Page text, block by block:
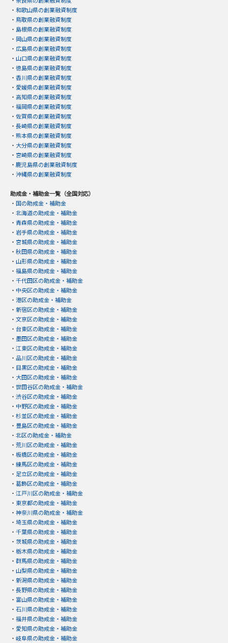
・ 和歌山県の創業融資制度
・ 鳥取県の創業融資制度
・ 島根県の創業融資制度
・ 岡山県の創業融資制度
・ 広島県の創業融資制度
・ 山口県の創業融資制度
・ 徳島県の創業融資制度
・ 香川県の創業融資制度
・ 愛媛県の創業融資制度
・ 高知県の創業融資制度
・ 福岡県の創業融資制度
・ 佐賀県の創業融資制度
・ 長崎県の創業融資制度
・ 熊本県の創業融資制度
・ 大分県の創業融資制度
・ 宮崎県の創業融資制度
・ 鹿児島県の創業融資制度
・ 沖縄県の創業融資制度
助成金・補助金一覧（全国対応）
・ 国の助成金・補助金
・ 北海道の助成金・補助金
・ 青森県の助成金・補助金
・ 岩手県の助成金・補助金
・ 宮城県の助成金・補助金
・ 秋田県の助成金・補助金
・ 山形県の助成金・補助金
・ 福島県の助成金・補助金
・ 千代田区の助成金・補助金
・ 中央区の助成金・補助金
・ 港区の助成金・補助金
・ 新宿区の助成金・補助金
・ 文京区の助成金・補助金
・ 台東区の助成金・補助金
・ 墨田区の助成金・補助金
・ 江東区の助成金・補助金
・ 品川区の助成金・補助金
・ 目黒区の助成金・補助金
・ 大田区の助成金・補助金
・ 世田谷区の助成金・補助金
・ 渋谷区の助成金・補助金
・ 中野区の助成金・補助金
・ 杉並区の助成金・補助金
・ 豊島区の助成金・補助金
・ 北区の助成金・補助金
・ 荒川区の助成金・補助金
・ 板橋区の助成金・補助金
・ 練馬区の助成金・補助金
・ 足立区の助成金・補助金
・ 葛飾区の助成金・補助金
・ 江戸川区の助成金・補助金
・ 東京都の助成金・補助金
・ 神奈川県の助成金・補助金
・ 埼玉県の助成金・補助金
・ 千葉県の助成金・補助金
・ 茨城県の助成金・補助金
・ 栃木県の助成金・補助金
・ 群馬県の助成金・補助金
・ 山梨県の助成金・補助金
・ 新潟県の助成金・補助金
・ 長野県の助成金・補助金
・ 富山県の助成金・補助金
・ 石川県の助成金・補助金
・ 福井県の助成金・補助金
・ 愛知県の助成金・補助金
・ 岐阜県の助成金・補助金